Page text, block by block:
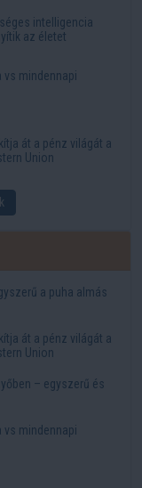
intelligencia
az életet
vs mindennapi
át a pénz világát a
Union
a puha almás
át a pénz világát a
Union
– egyszerű és
vs mindennapi